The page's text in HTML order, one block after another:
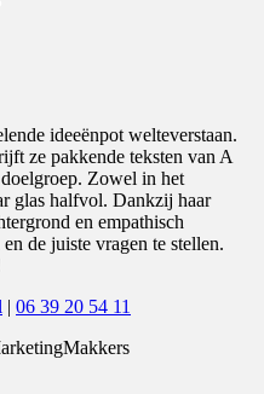
ideeënpot welteverstaan.
ze pakkende teksten van A
Zowel in het
glas halfvol. Dankzij haar
en empathisch
de juiste vragen te stellen.
| 06 39 20 54 11